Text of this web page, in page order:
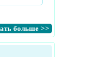
больше >>